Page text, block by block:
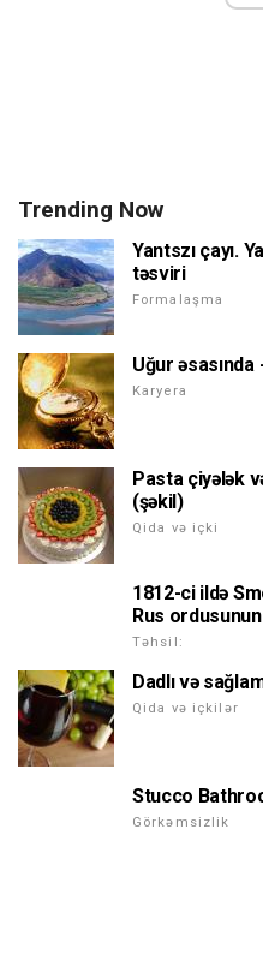
Trending Now
Yantszı çayı.
təsviri
Formalaşma
Uğur
Karyera
Pasta çiyələk
(şəkil)
Qida və içki
1812-ci ildə
Rus
Təhsil:
Dadlı və
Qida və içkilər
Stucco
Görkəmsizlik